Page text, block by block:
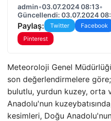
admin•03.07.2024 08:13•
Güncellendi: 03.07.2024
Paylaş: Twitter Facebook
Pinterest
Meteoroloji Genel
son değerlendirmelere
bulutlu, yurdun kuzey, orta
Anadolu'nun
kesimleri, Doğu